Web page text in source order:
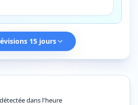
15 jours
dans l'heure